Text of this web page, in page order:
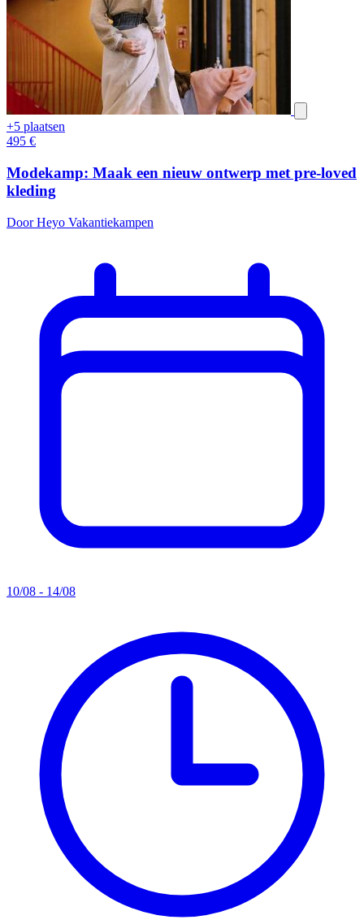
+5 plaatsen
495 €
Modekamp: Maak een nieuw ontwerp met pre-loved
kleding
Door Heyo Vakantiekampen
10/08 - 14/08